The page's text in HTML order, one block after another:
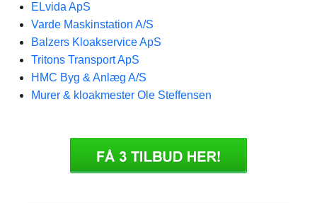
ELvida ApS
Varde Maskinstation A/S
Balzers Kloakservice ApS
Tritons Transport ApS
HMC Byg & Anlæg A/S
Murer & kloakmester Ole Steffensen